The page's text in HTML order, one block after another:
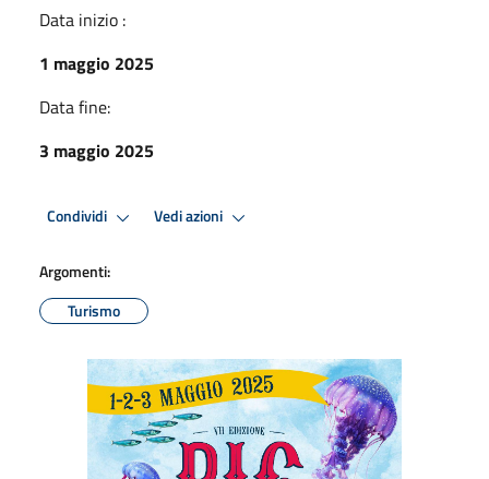
Data inizio :
1 maggio 2025
Data fine:
3 maggio 2025
Condividi Vedi azioni
Argomenti:
Turismo